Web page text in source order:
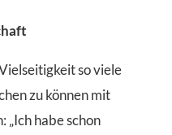
so viele
zu können mit
„Ich habe schon